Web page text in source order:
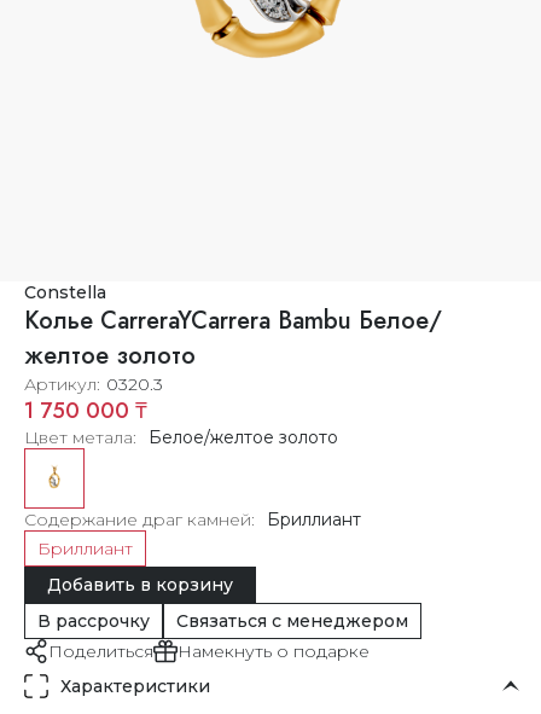
Constella
Колье CarreraYCarrera Bambu Белое/
желтое золото
Артикул 0320.3
1 750 000 ₸
Цвет метала Белое/желтое золото
Содержание драг камней
Бриллиант
Бриллиант
Добавить в корзину
В рассрочку
Связаться с менеджером
Поделиться
Намекнуть о подарке
Характеристики